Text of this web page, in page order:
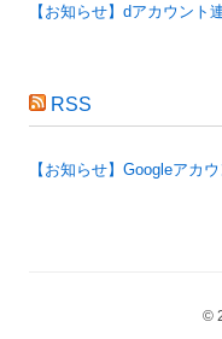
【お知らせ】dアカウント
RSS
【お知らせ】Googleアカ
©